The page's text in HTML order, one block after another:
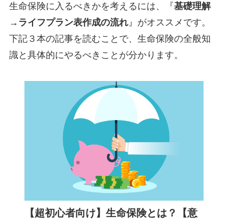
生命保険に入るべきかを考えるには、『基礎理解
→ライフプラン表作成の流れ』がオススメです。
下記３本の記事を読むことで、生命保険の全般知
識と具体的にやるべきことが分かります。
【超初心者向け】生命保険とは？【意